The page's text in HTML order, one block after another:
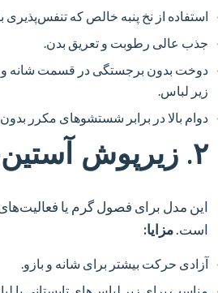
استفاده از نخ پنبه خالص که تنفس‌پذیری
جذب عالی رطوبت و تعریق بدن.
دوخت بدون برجستگی در قسمت شانه و
زیر لباس.
دوام بالا در برابر شستشوهای مکرر بدون
۲. زیرپوش آستین‌حلقه‌ای
این مدل برای فصول گرم یا
است.مزایا:
آزادی حرکت بیشتر برای شانه و بازو.
مناسب برای زیر لباس‌های تابستانی یا